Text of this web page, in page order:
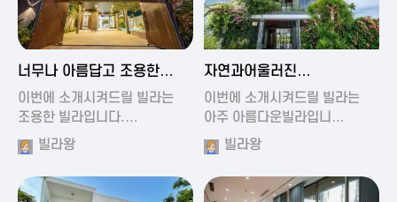
2024-11-19 01:47
너무나 아름답고 조용한
풀빌라
이번에 소개시켜드릴 빌라는
조용한 빌라입니다.…
빌라왕
2024-11-19 01:17
자연과어울러진
아름다운풀빌라
이번에 소개시켜드릴 빌라는
아주 아름다운빌라입니…
빌라왕